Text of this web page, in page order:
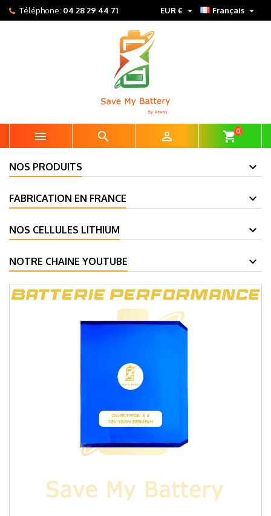
Téléphone: 04 28 29 44 71 Français 
EUR € 
   shopping_cart0
NOS PRODUITS
FABRICATION EN FRANCE
NOS CELLULES LITHIUM
NOTRE CHAINE YOUTUBE